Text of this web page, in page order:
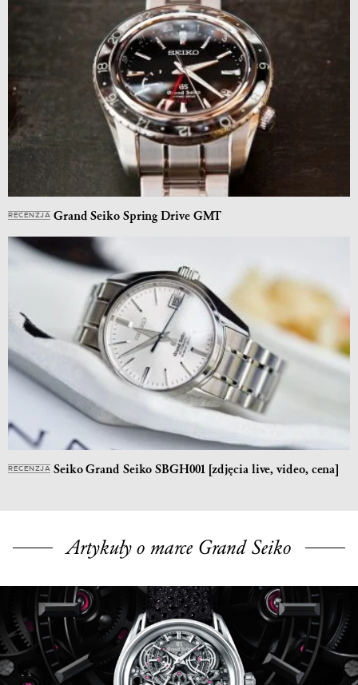
RECENZJA Grand Seiko Spring Drive GMT
RECENZJA Seiko Grand Seiko SBGH001 [zdjęcia live, video, cena]
Artykuły o marce Grand Seiko